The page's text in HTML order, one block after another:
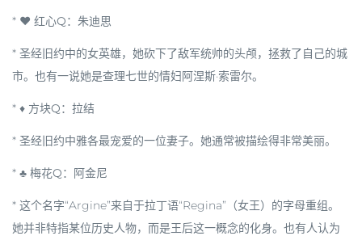
* ♥ 红心Q： 朱迪思
* 圣经旧约中的女英雄，她砍下了敌军统帅的头颅，拯救了自己的城
市。也有一说她是查理七世的情妇阿涅斯·索雷尔。
* ♦ 方块Q： 拉结
* 圣经旧约中雅各最宠爱的一位妻子。她通常被描绘得非常美丽。
* ♣ 梅花Q： 阿金尼
* 这个名字“Argine”来自于拉丁语“Regina”（女王）的字母重组。
她并非特指某位历史人物，而是王后这一概念的化身。也有人认为